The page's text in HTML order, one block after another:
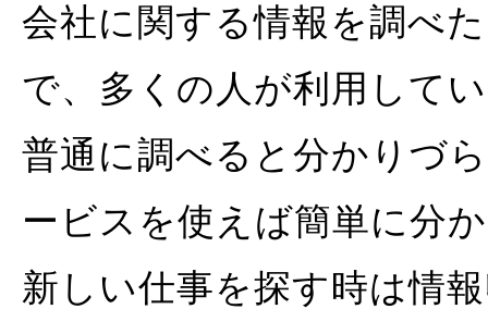
会社に関する情報を調べ
で、多くの人が利用して
普通に調べると分かりづ
ービスを使えば簡単に分
新しい仕事を探す時は情